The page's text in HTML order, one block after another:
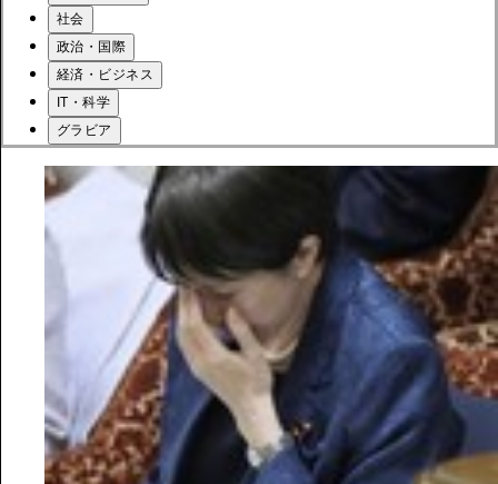
社会
政治・国際
経済・ビジネス
IT・科学
グラビア